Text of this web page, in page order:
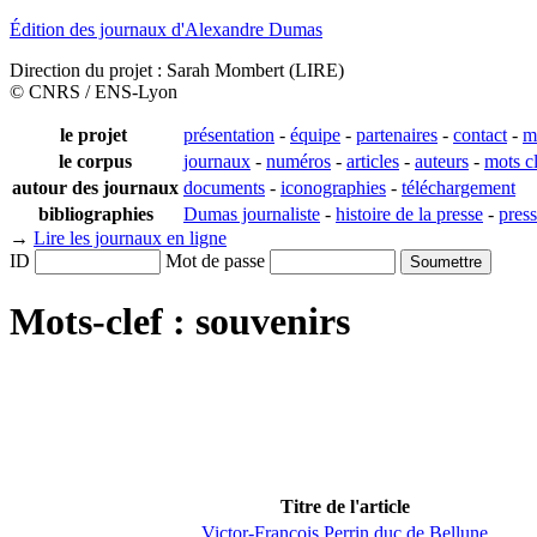
Édition des journaux d'Alexandre Dumas
Direction du projet : Sarah Mombert (LIRE)
© CNRS / ENS-Lyon
le projet présentation - équipe - partenaires - contact -
le corpus
journaux - numéros - articles - auteurs - mots
autour des journaux documents - iconographies - téléchargement
bibliographies
Dumas journaliste - histoire de la presse -
→ Lire les journaux en ligne
ID
Mot de passe
Mots-clef : souvenirs
Titre de l'article
Victor-François Perrin duc de Bellune